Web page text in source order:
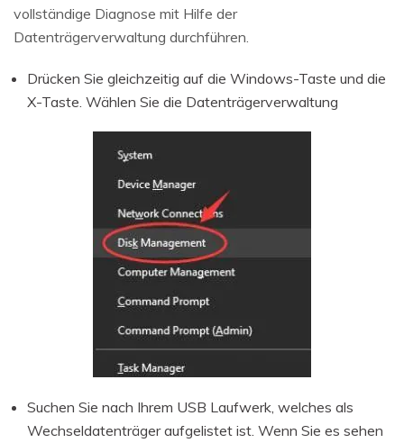
vollständige Diagnose mit Hilfe der
Datenträgerverwaltung durchführen.
Drücken Sie gleichzeitig auf die Windows-Taste und die
X-Taste. Wählen Sie die Datenträgerverwaltung
Suchen Sie nach Ihrem USB Laufwerk, welches als
Wechseldatenträger aufgelistet ist. Wenn Sie es sehen